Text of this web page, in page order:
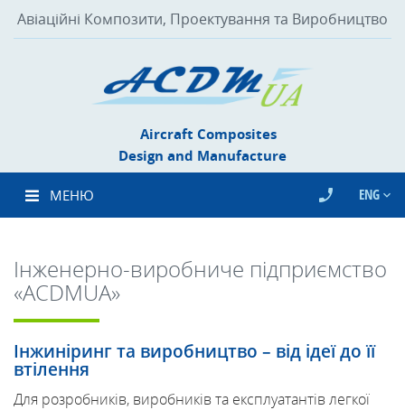
Авіаційні Композити, Проектування та Виробництво
Aircraft Composites
Design and Manufacture
МЕНЮ ENG
Інженерно-виробниче підприємство
«ACDMUA»
Інжиніринг та виробництво – від ідеї до її
втілення
Для розробників, виробників та експлуатантів легкої